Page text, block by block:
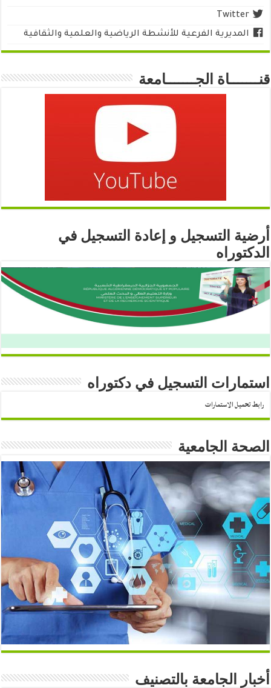
Twitter
المديرية الفرعية للأنشطة الرياضية والعلمية والثقافية
قنـــــــاة الجـــــــامعة
أرضية التسجيل و إعادة التسجيل في
الدكتوراه
استمارات التسجيل في دكتوراه
رابط تحميل الاستمارات
الصحة الجامعية
أخبار الجامعة بالتصنيف